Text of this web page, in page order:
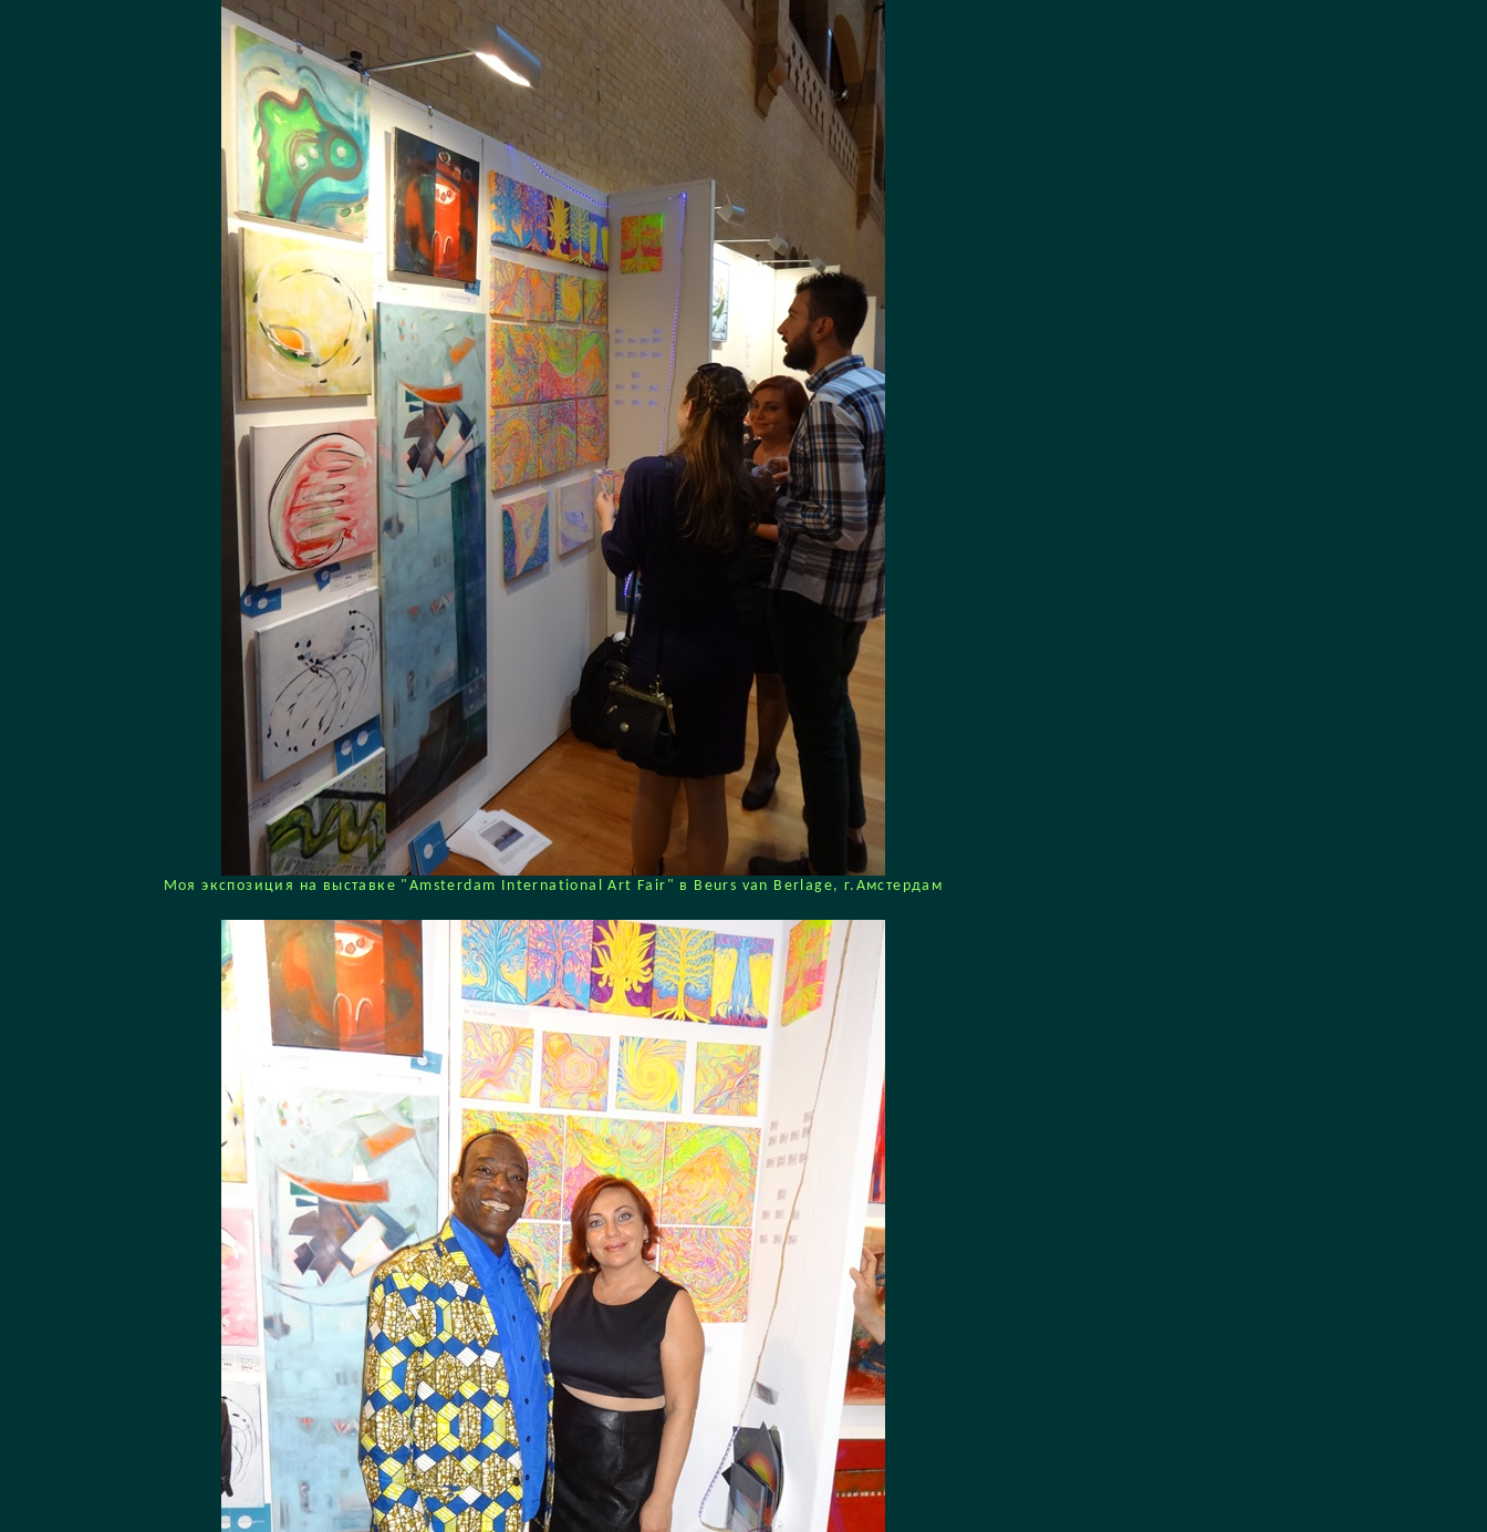
Моя экспозиция на выставке "Amsterdam International Art Fair" в Beurs van Berlage, г.Амстердам